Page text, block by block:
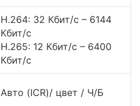
H.264: 32 Кбит/с – 6144
Кбит/с
H.265: 12 Кбит/с – 6400
Кбит/с
Авто (ICR)/ цвет / Ч/Б